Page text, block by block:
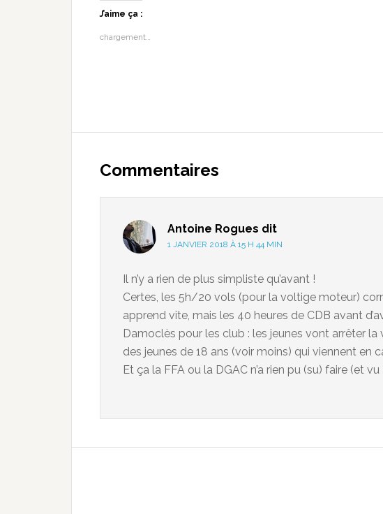
J’aime ça :
chargement…
Commentaires
Antoine Rogues dit
1 JANVIER 2018 À 15 H 44 MIN
Il n’y a rien de plus simpliste qu’avant !
Certes, les 5h/20 vols (pour la voltige moteur)
apprend vite, mais les 40 heures de CDB avant
Damoclès pour les club : les jeunes vont arrêter la
des jeunes de 18 ans (voir moins) qui viennent en
Et ça la FFA ou la DGAC n’a rien pu (su) faire (et